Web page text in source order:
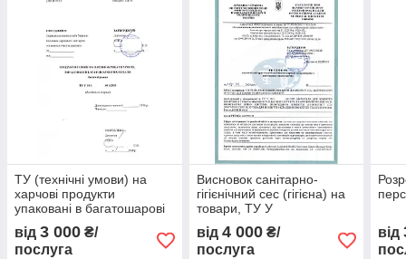
ТУ (технічні умови) на
харчові продукти
упаковані в багатошарові
матеріали
від 3 000 ₴/
послуга
Висновок санітарно-
гігієнічний сес (гігієна) на
товари, ТУ У
від 4 000₴/
послуга
від